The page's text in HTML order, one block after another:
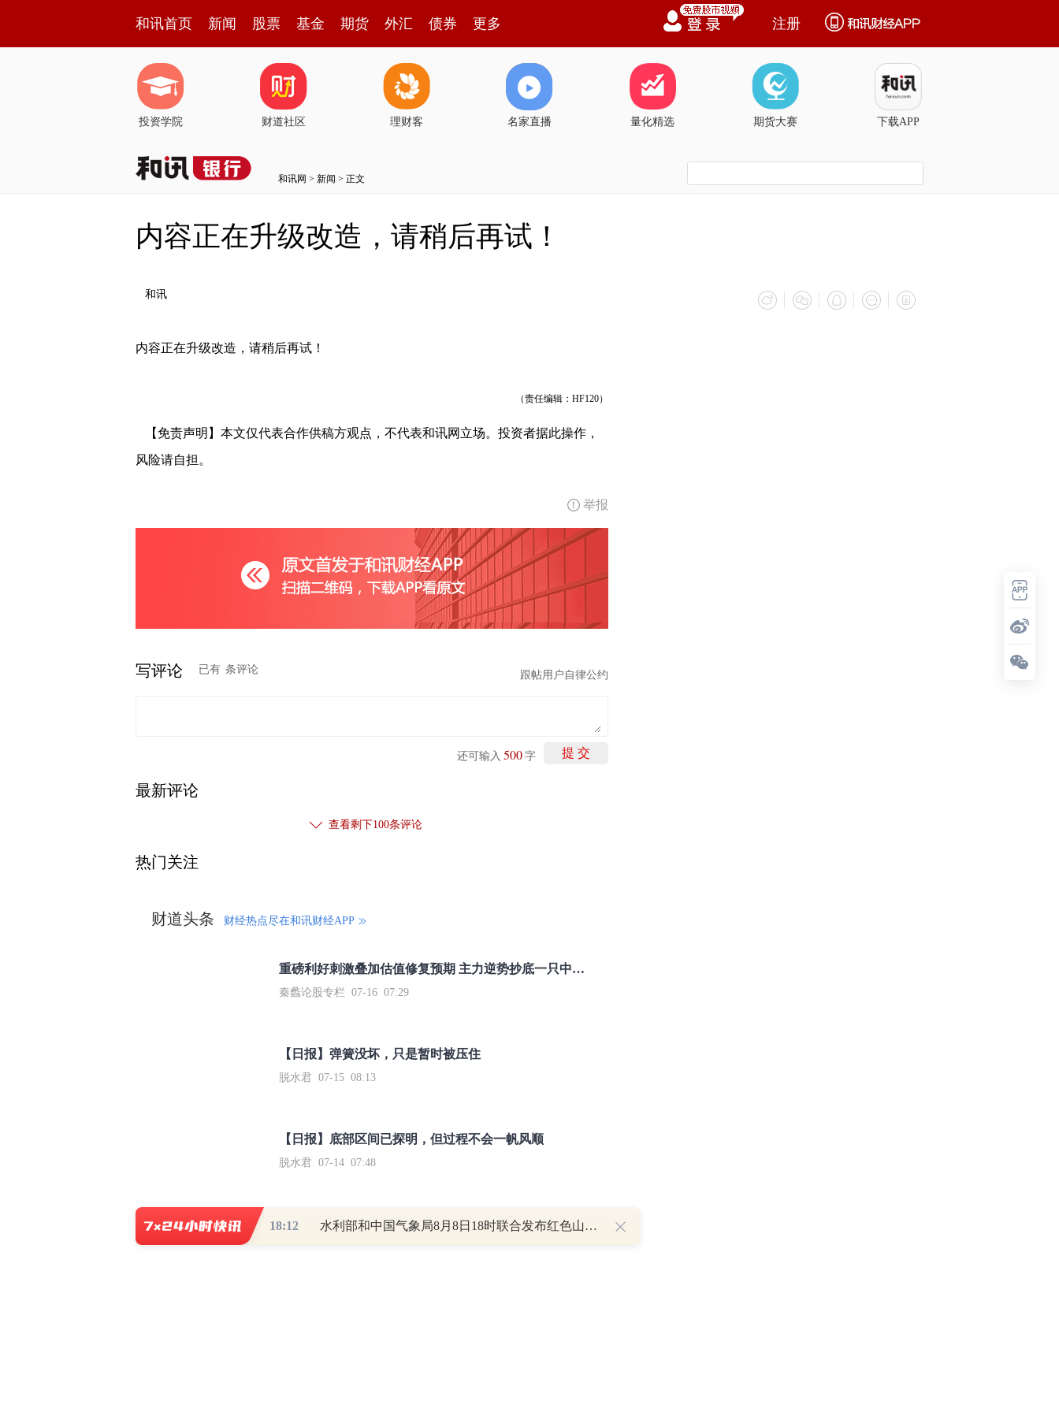
和讯首页 新闻 股票 基金 期货 外汇 债券 更多 注册
投资学院 财道社区 理财客 名家直播 量化精选 期货大赛 下载APP
和讯网 > 新闻 > 正文
内容正在升级改造，请稍后再试！
和讯
内容正在升级改造，请稍后再试！
（责任编辑：HF120）
【免责声明】本文仅代表合作供稿方观点，不代表和讯网立场。投资者据此操作，
风险请自担。
举报
写评论 已有 条评论 跟帖用户自律公约
提 交
还可输入 500 字
最新评论
查看剩下100条评论
热门关注
财道头条 财经热点尽在和讯财经APP
重磅利好刺激叠加估值修复预期 主力逆势抄底一只中药龙头股
秦蠡论股专栏 07-16 07:29
【日报】弹簧没坏，只是暂时被压住
脱水君 07-15 08:13
【日报】底部区间已探明，但过程不会一帆风顺
脱水君 07-14 07:48
18:12 水利部和中国气象局8月8日18时联合发布红色山洪灾害气象预警